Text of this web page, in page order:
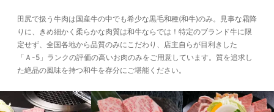
田尻で扱う牛肉は国産牛の中でも希少な黒毛和種(和牛)のみ。見事な霜降
りに、きめ細かく柔らかな肉質は和牛ならでは！特定のブランド牛に限
定せず、全国各地から品質のみにこだわり、店主自らが目利きした
「Ａ-5」ランクの評価の高いお肉のみをご用意しています。質を追求し
た絶品の風味を持つ和牛を存分にご堪能ください。